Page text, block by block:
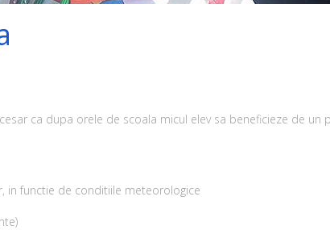
ca dupa orele de scoala micul elev sa beneficieze de
in functie de conditiile meteorologice